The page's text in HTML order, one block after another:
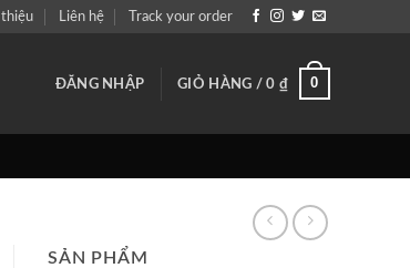
Liên hệ Track your order
ĐĂNG NHẬP GIỎ HÀNG /0 ₫ 0
SẢN PHẨM